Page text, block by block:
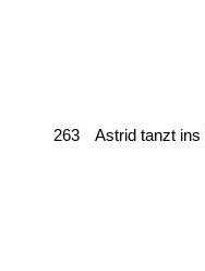
263 Astrid tanzt ins